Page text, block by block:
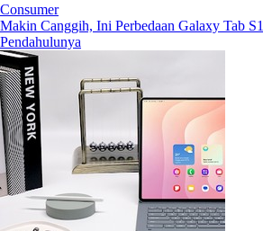
Consumer
Makin Canggih, Ini Perbedaan Galaxy Tab
Pendahulunya